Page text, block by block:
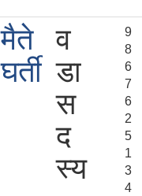
मैते
घर्ती
व
डा
स
द
स्य
9
8
6
7
6
2
5
1
3
4